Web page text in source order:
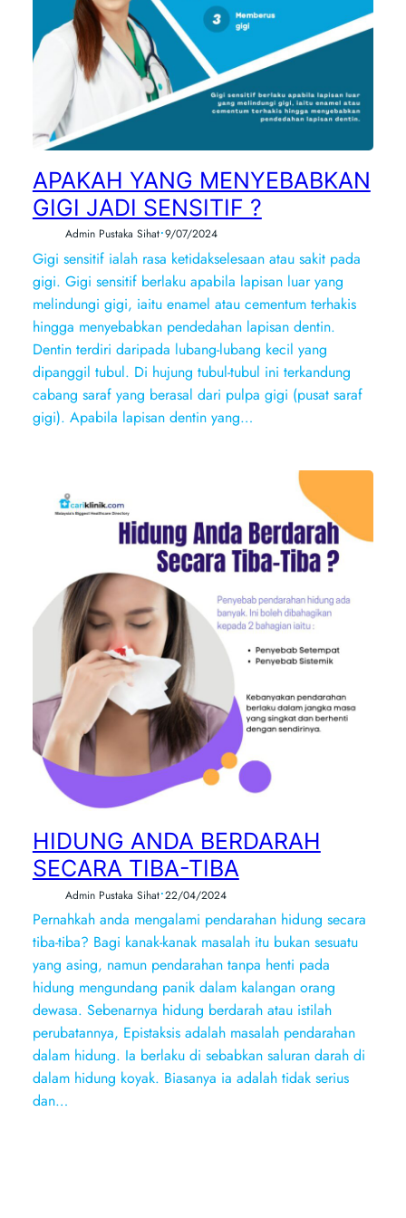
APAKAH YANG MENYEBABKAN
GIGI JADI SENSITIF ?
Admin Pustaka Sihat•9/07/2024
Gigi sensitif ialah rasa ketidakselesaan atau sakit pada
gigi. Gigi sensitif berlaku apabila lapisan luar yang
melindungi gigi, iaitu enamel atau cementum terhakis
hingga menyebabkan pendedahan lapisan dentin.
Dentin terdiri daripada lubang-lubang kecil yang
dipanggil tubul. Di hujung tubul-tubul ini terkandung
cabang saraf yang berasal dari pulpa gigi (pusat saraf
gigi). Apabila lapisan dentin yang…
HIDUNG ANDA BERDARAH
SECARA TIBA-TIBA
Admin Pustaka Sihat•22/04/2024
Pernahkah anda mengalami pendarahan hidung secara
tiba-tiba? Bagi kanak-kanak masalah itu bukan sesuatu
yang asing, namun pendarahan tanpa henti pada
hidung mengundang panik dalam kalangan orang
dewasa. Sebenarnya hidung berdarah atau istilah
perubatannya, Epistaksis adalah masalah pendarahan
dalam hidung. Ia berlaku di sebabkan saluran darah di
dalam hidung koyak. Biasanya ia adalah tidak serius
dan…